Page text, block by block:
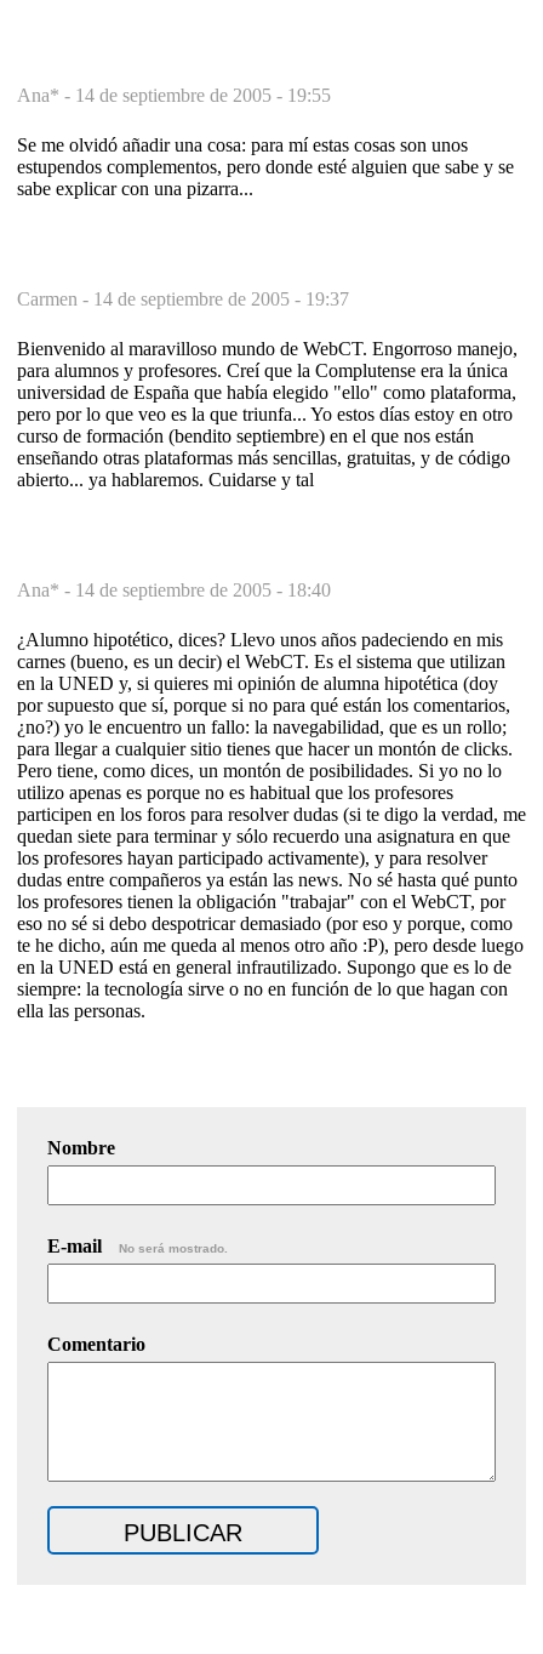
Ana* - 14 de septiembre de 2005 - 19:55
Se me olvidó añadir una cosa: para mí estas cosas son unos
estupendos complementos, pero donde esté alguien que sabe y se
sabe explicar con una pizarra...
Carmen - 14 de septiembre de 2005 - 19:37
Bienvenido al maravilloso mundo de WebCT. Engorroso manejo,
para alumnos y profesores. Creí que la Complutense era la única
universidad de España que había elegido "ello" como plataforma,
pero por lo que veo es la que triunfa... Yo estos días estoy en otro
curso de formación (bendito septiembre) en el que nos están
enseñando otras plataformas más sencillas, gratuitas, y de código
abierto... ya hablaremos. Cuidarse y tal
Ana* - 14 de septiembre de 2005 - 18:40
¿Alumno hipotético, dices? Llevo unos años padeciendo en mis
carnes (bueno, es un decir) el WebCT. Es el sistema que utilizan
en la UNED y, si quieres mi opinión de alumna hipotética (doy
por supuesto que sí, porque si no para qué están los comentarios,
¿no?) yo le encuentro un fallo: la navegabilidad, que es un rollo;
para llegar a cualquier sitio tienes que hacer un montón de clicks.
Pero tiene, como dices, un montón de posibilidades. Si yo no lo
utilizo apenas es porque no es habitual que los profesores
participen en los foros para resolver dudas (si te digo la verdad, me
quedan siete para terminar y sólo recuerdo una asignatura en que
los profesores hayan participado activamente), y para resolver
dudas entre compañeros ya están las news. No sé hasta qué punto
los profesores tienen la obligación "trabajar" con el WebCT, por
eso no sé si debo despotricar demasiado (por eso y porque, como
te he dicho, aún me queda al menos otro año :P), pero desde luego
en la UNED está en general infrautilizado. Supongo que es lo de
siempre: la tecnología sirve o no en función de lo que hagan con
ella las personas.
Nombre
E-mail No será mostrado.
Comentario